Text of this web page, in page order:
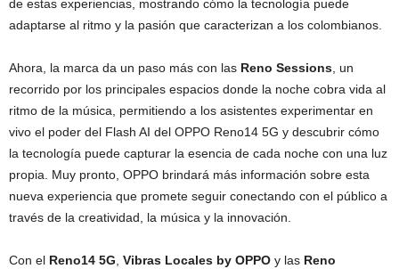
de estas experiencias, mostrando cómo la tecnología puede
adaptarse al ritmo y la pasión que caracterizan a los colombianos.
Ahora, la marca da un paso más con las Reno Sessions, un
recorrido por los principales espacios donde la noche cobra vida al
ritmo de la música, permitiendo a los asistentes experimentar en
vivo el poder del Flash AI del OPPO Reno14 5G y descubrir cómo
la tecnología puede capturar la esencia de cada noche con una luz
propia. Muy pronto, OPPO brindará más información sobre esta
nueva experiencia que promete seguir conectando con el público a
través de la creatividad, la música y la innovación.
Con el Reno14 5G, Vibras Locales by OPPO y las Reno